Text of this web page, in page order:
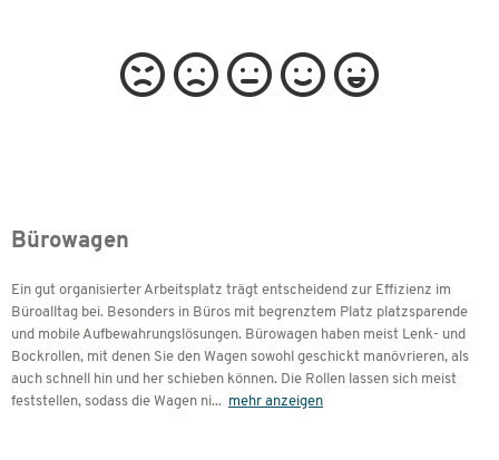
Bürowagen
Ein gut organisierter Arbeitsplatz trägt entscheidend zur Effizienz im
Büroalltag bei. Besonders in Büros mit begrenztem Platz platzsparende
und mobile Aufbewahrungslösungen. Bürowagen haben meist Lenk- und
Bockrollen, mit denen Sie den Wagen sowohl geschickt manövrieren, als
auch schnell hin und her schieben können. Die Rollen lassen sich meist
feststellen, sodass die Wagen ni... mehr anzeigen